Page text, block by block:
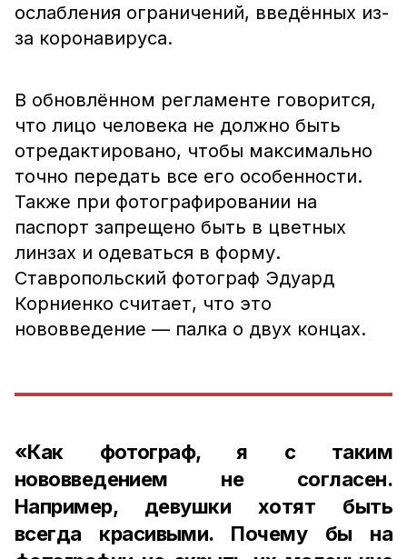
ослабления ограничений, введённых из-
за коронавируса.
В обновлённом регламенте говорится,
что лицо человека не должно быть
отредактировано, чтобы максимально
точно передать все его особенности.
Также при фотографировании на
паспорт запрещено быть в цветных
линзах и одеваться в форму.
Ставропольский фотограф Эдуард
Корниенко считает, что это
нововведение — палка о двух концах.
«Как фотограф, я с таким
нововведением не согласен.
Например, девушки хотят быть
всегда красивыми. Почему бы на